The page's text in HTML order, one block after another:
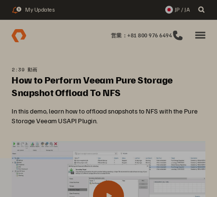
1 My Updates JP / JA
営業：+81 800 976 6494
2:39 動画
How to Perform Veeam Pure Storage
Snapshot Offload To NFS
In this demo, learn how to offload snapshots to NFS with the Pure
Storage Veeam USAPI Plugin.